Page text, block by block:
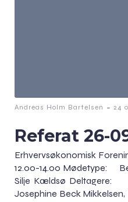
Andreas Holm Bartelsen - 24
Referat 26-
Erhvervsøkonomisk
12.00-14.00 Mødetype:
Silje Kældsø Deltagere:
Josephine Beck